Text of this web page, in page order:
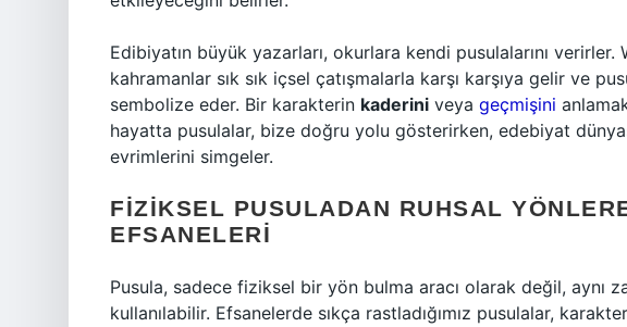
Edibiyatın büyük yazarları, okurlara kendi pusulalarını verirler.
kahramanlar sık sık içsel çatışmalarla karşı karşıya gelir ve
sembolize eder. Bir karakterin kaderini veya geçmişini
hayatta pusulalar, bize doğru yolu gösterirken, edebiyat
evrimlerini simgeler.
FIZIKSEL PUSULADAN RUHSAL
EFSANELERI
Pusula, sadece fiziksel bir yön bulma aracı olarak değil, aynı
kullanılabilir. Efsanelerde sıkça rastladığımız pusulalar,